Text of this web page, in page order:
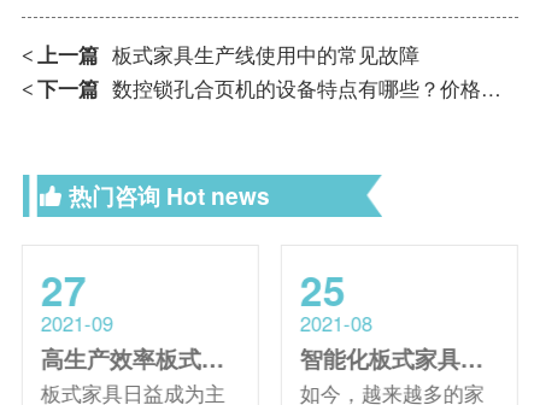
< 上一篇 板式家具生产线使用中的常见故障
< 下一篇 数控锁孔合页机的设备特点有哪些？价格是多少？
热门咨询 Hot news
27
2021-09
高生产效率板式家具生产线由哪些设备组成
板式家具日益成为主
25
2021-08
智能化板式家具生产线为衣柜家具企业带来哪些优势
如今，越来越多的家